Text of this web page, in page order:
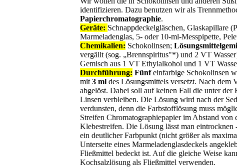
identifizieren. Dazu benutzen wir als
Papierchromatographie.
Geräte: Schnappdeckelgläschen, Glaskapillare
Marmeladenglas, 5- oder 10-ml-Messpipette,
Chemikalien: Schokolinsen;
vergällt (sog. „Brennspiritus"*) und 2 VT
Gemisch aus 1 VT Ethylalkohol und 1 VT
Durchführung: Fünfeinfarbige Schokolinsen
mit 3 ml des Lösungsmittels versetzt. Nach dem
abgelöst. Dabei soll auf keinen Fall die unter der
Linsen verbleiben. Die Lösung wird nach der
verdunsten, denn die Farbstofflösung muss
Streifen Chromatographiepapier im Abstand von
Klebestreifen. Die Lösung lässt man
ein deutlicher Farbpunkt (nicht größer als
Unterseite eines Marmeladenglasdeckels
Fließmittel bedeckt ist. Auf die gleiche Weise
Kochsalzlösung als Fließmittel verwenden.